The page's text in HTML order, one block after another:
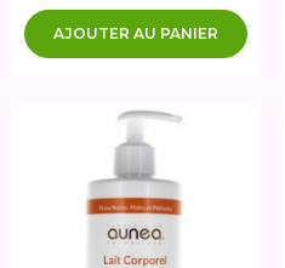
AJOUTER AU PANIER